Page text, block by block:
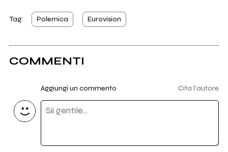
Tag: Polemica Eurovision
COMMENTI
Aggiungi un commento Cita l'autore